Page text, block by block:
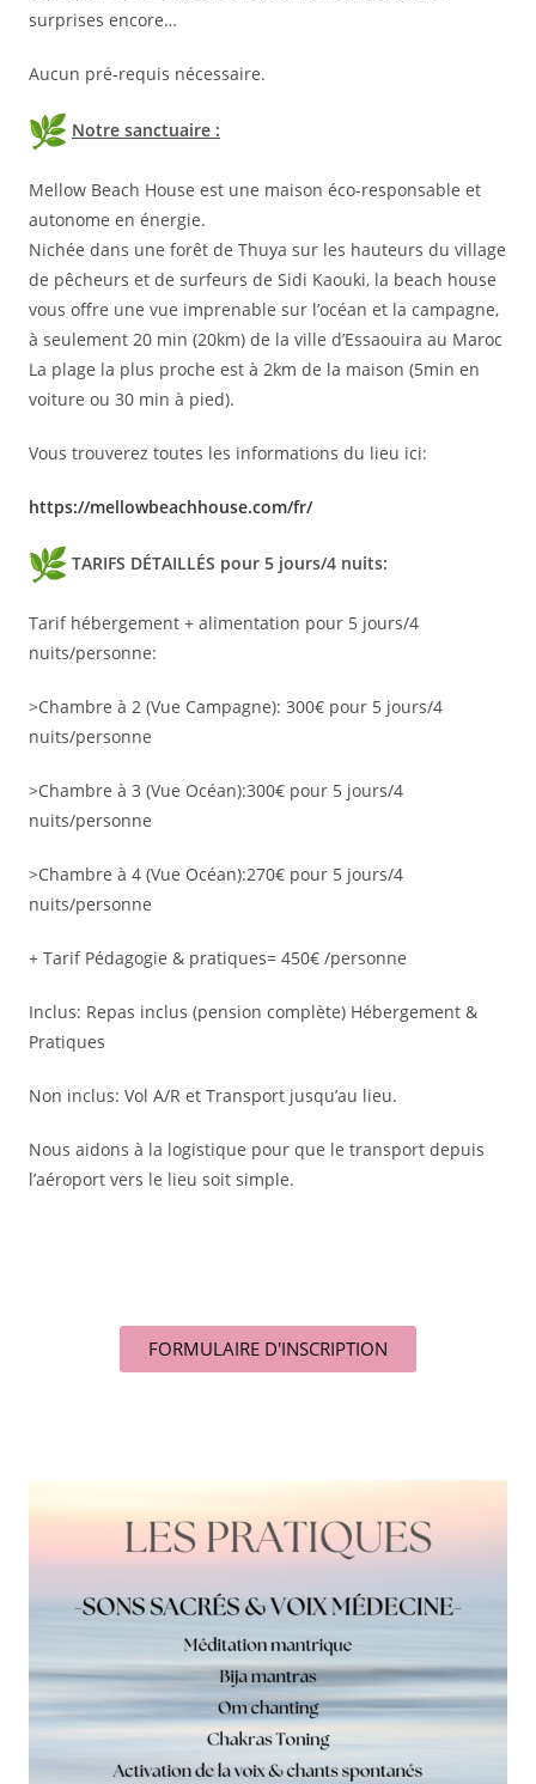
surprises encore…
Aucun pré-requis nécessaire.
Notre sanctuaire :
Mellow Beach House est une maison éco-responsable et
autonome en énergie.
Nichée dans une forêt de Thuya sur les hauteurs du village
de pêcheurs et de surfeurs de Sidi Kaouki, la beach house
vous offre une vue imprenable sur l’océan et la campagne,
à seulement 20 min (20km) de la ville d’Essaouira au Maroc
La plage la plus proche est à 2km de la maison (5min en
voiture ou 30 min à pied).
Vous trouverez toutes les informations du lieu ici:
https://mellowbeachhouse.com/fr/
TARIFS DÉTAILLÉS pour 5 jours/4 nuits:
Tarif hébergement + alimentation pour 5 jours/4
nuits/personne:
>Chambre à 2 (Vue Campagne): 300€ pour 5 jours/4
nuits/personne
>Chambre à 3 (Vue Océan):300€ pour 5 jours/4
nuits/personne
>Chambre à 4 (Vue Océan):270€ pour 5 jours/4
nuits/personne
+ Tarif Pédagogie & pratiques= 450€ /personne
Inclus: Repas inclus (pension complète) Hébergement &
Pratiques
Non inclus: Vol A/R et Transport jusqu’au lieu.
Nous aidons à la logistique pour que le transport depuis
l’aéroport vers le lieu soit simple.
FORMULAIRE D'INSCRIPTION